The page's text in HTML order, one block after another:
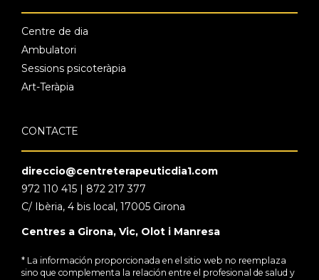
Centre de dia
Ambulatori
Sessions psicoteràpia
Art-Teràpia
CONTACTE
direccio@centreterapeuticdia1.com
972 110 415 | 872 217 377
C/ Ibèria, 4 bis local, 17005 Girona
Centres a Girona, Vic, Olot i Manresa
* La información proporcionada en el sitio web no reemplaza
sino que complementa la relación entre el profesional de salud y